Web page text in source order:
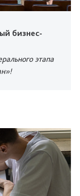
бизнес-
этапа